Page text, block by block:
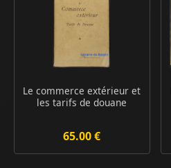
Le commerce extérieur et
les tarifs de douane
65.00 €